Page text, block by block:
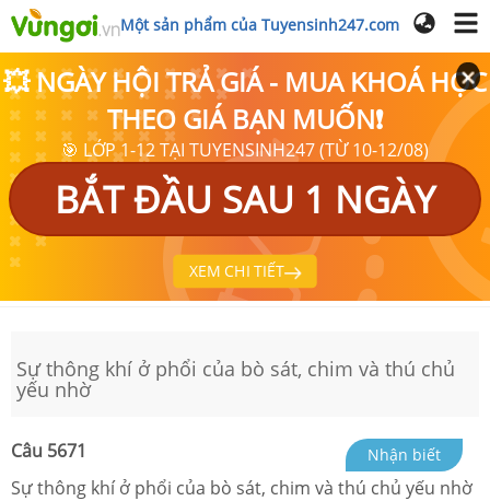
Một sản phẩm của Tuyensinh247.com
💥 NGÀY HỘI TRẢ GIÁ - MUA KHOÁ HỌC
THEO GIÁ BẠN MUỐN❗
🎯 LỚP 1-12 TẠI TUYENSINH247 (TỪ 10-12/08)
BẮT ĐẦU SAU 1 NGÀY
XEM CHI TIẾT
Sự thông khí ở phổi của bò sát, chim và thú chủ
yếu nhờ
Câu 5671 Nhận biết
Sự thông khí ở phổi của bò sát, chim và thú chủ yếu nhờ